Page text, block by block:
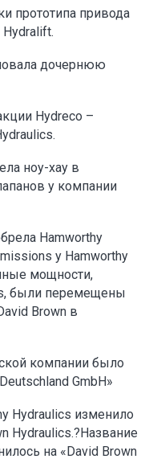
прототипа привода
дочернюю
Hydreco –
ноу-хау в
у компании
Hamworthy
у Hamworthy
мощности,
были перемещены
Brown в
компании было
GmbH»
Hydraulics изменило
Hydraulics.?Название
на «David Brown